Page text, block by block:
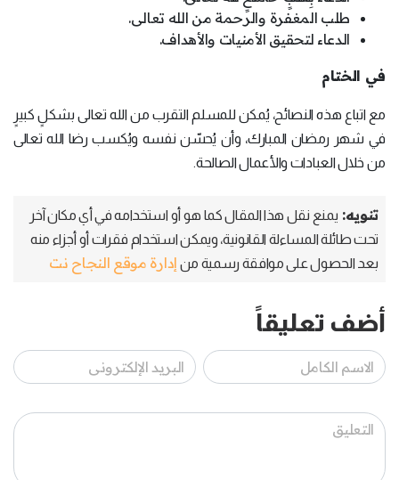
طلب المغفرة والرحمة من الله تعالى.
الدعاء لتحقيق الأمنيات والأهداف.
في الختام
مع اتباع هذه النصائح، يُمكن للمسلم التقرب من الله تعالى بشكلٍ كبيرٍ
في شهر رمضان المبارك، وأن يُحسّن نفسه ويُكسب رضا الله تعالى
من خلال العبادات والأعمال الصالحة.
تنويه: يمنع نقل هذا المقال كما هو أو استخدامه في أي مكان آخر
تحت طائلة المساءلة القانونية، ويمكن استخدام فقرات أو أجزاء منه
بعد الحصول على موافقة رسمية من إدارة موقع النجاح نت
أضف تعليقاً